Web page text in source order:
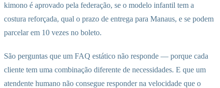
kimono é aprovado pela federação, se o modelo infantil tem a
costura reforçada, qual o prazo de entrega para Manaus, e se podem
parcelar em 10 vezes no boleto.
São perguntas que um FAQ estático não responde — porque cada
cliente tem uma combinação diferente de necessidades. E que um
atendente humano não consegue responder na velocidade que o